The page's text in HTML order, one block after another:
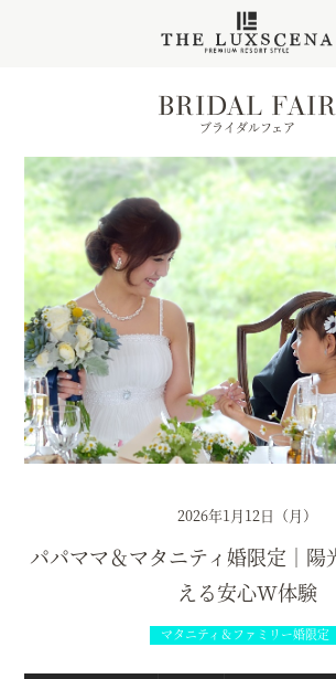
BRIDAL FAIR
ブライダルフェア
2026年1月12日（月）
パパママ＆マタニティ婚限定｜陽
える安心W体験
マタニティ＆ファミリー婚限定